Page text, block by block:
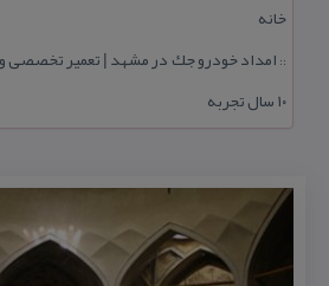
خانه
::
۱۰ سال تجربه